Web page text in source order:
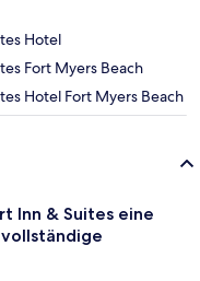
Hotel
Fort Myers Beach
Hotel Fort Myers Beach
Inn & Suites eine